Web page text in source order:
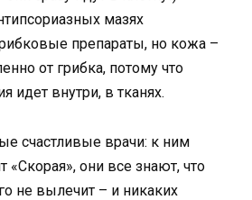
мазях
препараты, но кожа –
от грибка, потому что
идет внутри, в тканях.
счастливые врачи: к ним
«Скорая», они все знают, что
не вылечит – и никаких